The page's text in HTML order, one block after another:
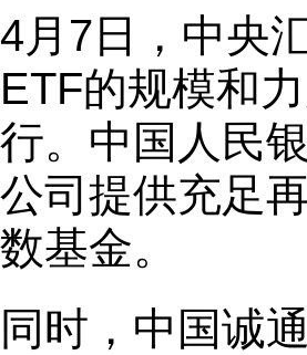
4月7日，中央
ETF的规模和
行。中国人民
公司提供充足
数基金。
同时，中国诚